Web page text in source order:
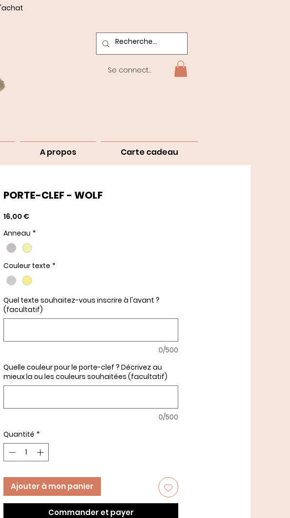
Se connecter
A propos Carte cadeau
PORTE-CLEF - WOLF
16,00 €Prix
Anneau *
Couleur texte *
Quel texte souhaitez-vous inscrire à l'avant ?
(facultatif)
0/500
Quelle couleur pour le porte-clef ? Décrivez au
mieux la ou les couleurs souhaitées (facultatif)
0/500
Quantité *
Ajouter à mon panier
Commander et payer